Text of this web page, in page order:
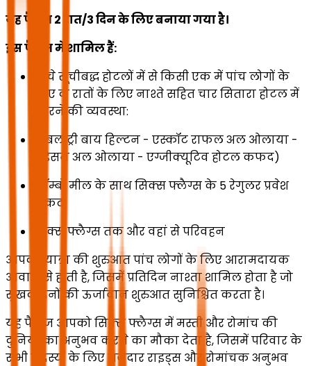
यह पैकेज 2 रात/3 दिन के लिए बनाया गया है।
इस पैकेज में शामिल हैं:
नीचे सूचीबद्ध होटलों में से किसी एक में पांच लोगों के
लिए दो रातों के लिए नाश्ते सहित चार सितारा होटल में
ठहरने की व्यवस्था:
(डबल ट्री बाय हिल्टन - एस्कॉट राफल अल ओलाया -
रेडिसन अल ओलाया - एग्जीक्यूटिव होटल कफद)
कॉम्बो मील के साथ सिक्स फ्लैग्स के 5 रेगुलर प्रवेश
टिकट
सिक्स फ्लैग्स तक और वहां से परिवहन
आपकी यात्रा की शुरुआत पांच लोगों के लिए आरामदायक
आवास से होती है, जिसमें प्रतिदिन नाश्ता शामिल होता है जो
सुखद दिनों की ऊर्जावान शुरुआत सुनिश्चित करता है।
यह पैकेज आपको सिक्स फ्लैग्स में मस्ती और रोमांच की
दुनिया का अनुभव करने का मौका देता है, जिसमें परिवार के
सभी सदस्यों के लिए मजेदार राइड्स और रोमांचक अनुभव